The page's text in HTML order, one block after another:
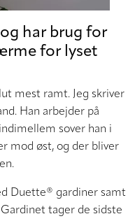
har brug for
for lyset
mest ramt. Jeg skriver
Han arbejder på
sover han i
mod øst, og der bliver
Duette® gardiner samt
Gardinet tager de sidste